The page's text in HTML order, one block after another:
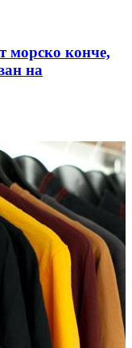
морско конче,
на